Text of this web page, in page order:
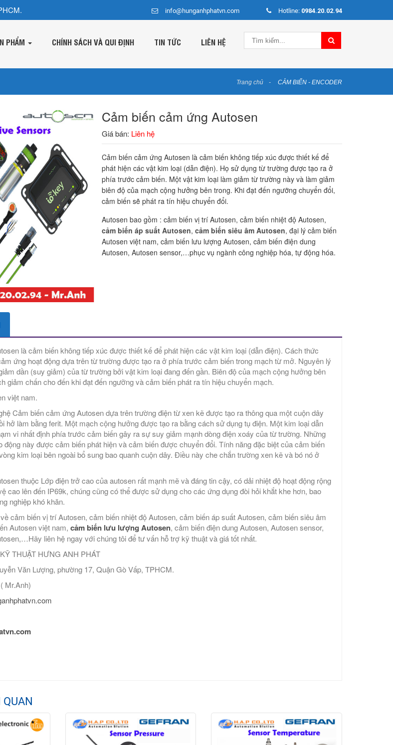
info@hunganhphatvn.com Hotline: 0984.20.02.94
PHẨM CHÍNH SÁCH VÀ QUI ĐỊNH TIN TỨC LIÊN HỆ
Trang chủ CẢM BIẾN - ENCODER
Cảm biến cảm ứng Autosen
Giá bán: Liên hệ
Cảm biến cảm ứng Autosen là cảm biến không tiếp xúc được thiết kế để
phát hiện các vật kim loại (dẫn điện). Họ sử dụng từ trường được tạo ra ở
phía trước cảm biến. Một vật kim loại làm giảm từ trường này và làm giảm
biên độ của mạch cộng hưởng bên trong. Khi đạt đến ngưỡng chuyển đổi,
cảm biến sẽ phát ra tín hiệu chuyển đổi.
Autosen bao gồm : cảm biến vị trí Autosen, cảm biến nhiệt độ Autosen,
cảm biến áp suất Autosen,cảm biến siêu âm Autosen, đại lý cảm biến
Autosen việt nam, cảm biến lưu lượng Autosen, cảm biến điện dung
Autosen, Autosen sensor,…phục vụ ngành công nghiệp hóa, tự động hóa.
là cảm biến không tiếp xúc được thiết kế để phát hiện các vật kim loại (dẫn điện). Cách thức
ứng hoạt động dựa trên từ trường được tạo ra ở phía trước cảm biến trong mạch từ mở. Nguyên lý
dần (suy giảm) của từ trường bởi vật kim loại đang đến gần. Biên độ của mạch cộng hưởng bên
giảm chấn cho đến khi đạt đến ngưỡng và cảm biến phát ra tín hiệu chuyển mạch.
việt nam.
Cảm biến cảm ứng Autosen dựa trên trường điện từ xen kẽ được tạo ra thông qua một cuộn dây
hở làm bằng ferit. Một mạch cộng hưởng được tạo ra bằng cách sử dụng tụ điện. Một kim loại dẫn
vi nhất định phía trước cảm biến gây ra sự suy giảm mạnh dòng điện xoáy của từ trường. Những
động này được cảm biến phát hiện và cảm biến được chuyển đổi. Tính năng đặc biệt của cảm biến
kim loại bên ngoài bổ sung bao quanh cuộn dây. Điều này che chắn trường xen kẽ và bó nó ở
thuộc Lớp điện trở cao của autosen rất mạnh mẽ và đáng tin cậy, có dải nhiệt độ hoạt động rộng
cao lên đến IP69k, chúng cũng có thể được sử dụng cho các ứng dụng đòi hỏi khắt khe hơn, bao
nghiệp khó khăn.
cảm biến vị trí Autosen, cảm biến nhiệt độ Autosen, cảm biến áp suất Autosen, cảm biến siêu âm
Autosen việt nam, cảm biến lưu lượng Autosen, cảm biến điện dung Autosen, Autosen sensor,
liên hệ ngay với chúng tôi để tư vấn hỗ trợ kỹ thuật và giá tốt nhất.
THUẬT HƯNG ANH PHÁT
Văn Lượng, phường 17, Quận Gò Vấp, TPHCM.
Mr.Anh)